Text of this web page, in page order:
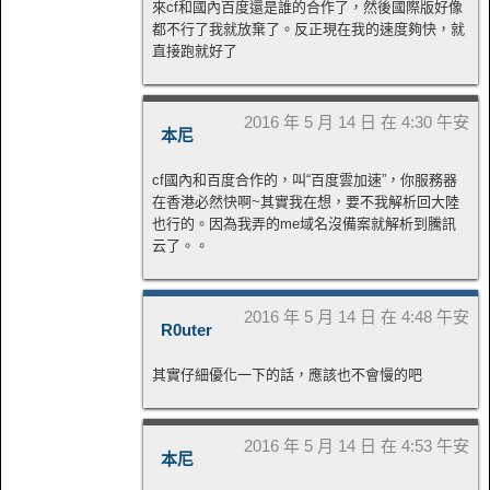
來cf和國內百度還是誰的合作了，然後國際版好像
都不行了我就放棄了。反正現在我的速度夠快，就
直接跑就好了
本尼
2016 年 5 月 14 日 在 4:30 午安
cf國內和百度合作的，叫“百度雲加速”，你服務器
在香港必然快啊~其實我在想，要不我解析回大陸
也行的。因為我弄的me域名沒備案就解析到騰訊
云了。。
R0uter
2016 年 5 月 14 日 在 4:48 午安
其實仔細優化一下的話，應該也不會慢的吧
本尼
2016 年 5 月 14 日 在 4:53 午安